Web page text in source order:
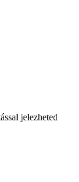
jelezheted